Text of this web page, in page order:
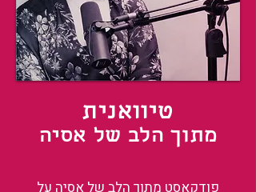
טיוואנית
מתוך הלב של אסיה
פודקאסט מתוך הלב של אסיה על